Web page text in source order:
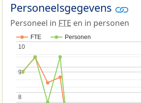
Personeelsgegevens
Personeel in FTE en in personen
FTE Personen
8
8
9
9
10
10